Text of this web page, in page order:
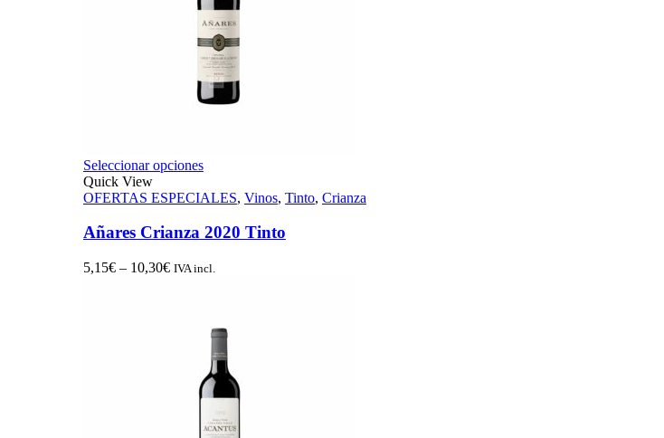
Seleccionar opciones
Quick View
OFERTAS ESPECIALES, Vinos, Tinto, Crianza
Añares Crianza 2020 Tinto
5,15€– 10,30€ IVA incl.